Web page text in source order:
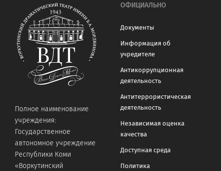
Полное наименование
учреждения:
Государственное
автономное учреждение
Республики Коми
«Воркутинский
ОФИЦИАЛЬНО
Документы
Информация об
учредителе
Антикоррупционная
деятельность
Антитеррористическая
деятельность
Независимая оценка
качества
Доступная среда
Политика